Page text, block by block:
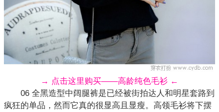
→ 点击这里购买——高龄纯色毛衫 ←
06 全黑造型中阔腿裤是已经被街拍达人和明星套路到
疯狂的单品，然而它真的很显高且显瘦。高领毛衫将下摆